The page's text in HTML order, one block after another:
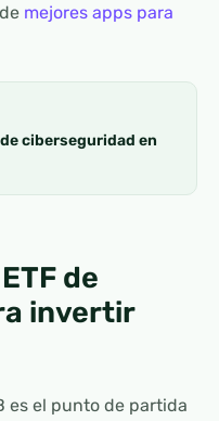
mejores apps para
ciberseguridad en
de
invertir
es el punto de partida